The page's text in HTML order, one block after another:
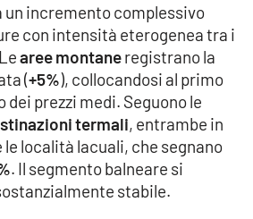
un incremento complessivo
con intensità eterogenea tra i
aree montaneregistrano la
(+5%), collocandosi al primo
dei prezzi medi. Seguono le
termali, entrambe in
le località lacuali, che segnano
. Il segmento balneare si
stabile.